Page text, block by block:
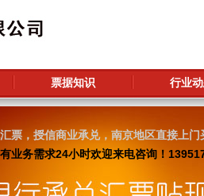
票据知识 行业
票，授信商业承兑，南京地区直接上门
有业务需求24小时欢迎来电咨询！